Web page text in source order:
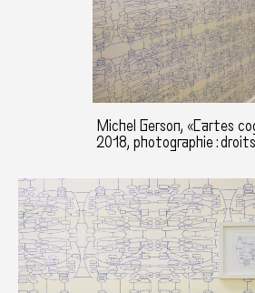
Michel Gerson, «Cartes
2018, photographie :